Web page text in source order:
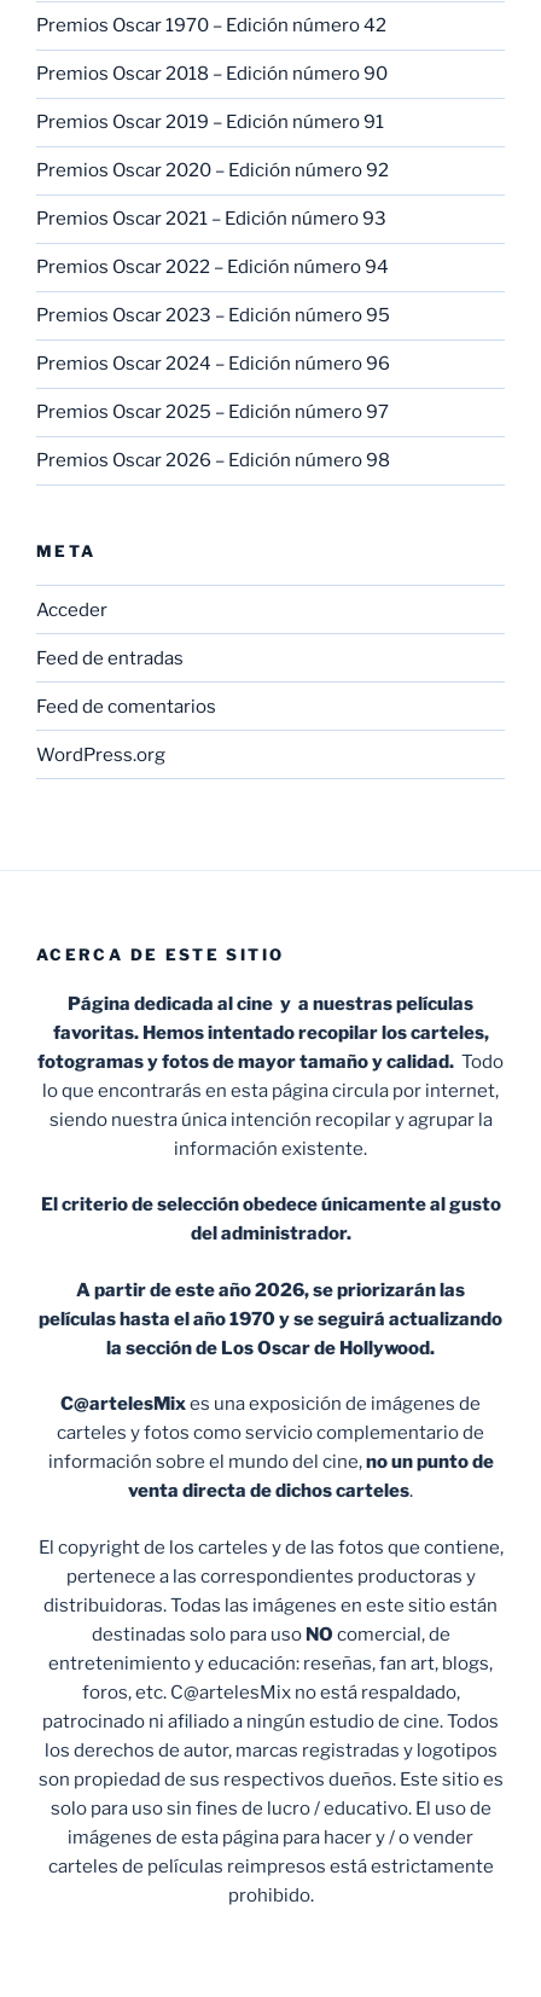
Premios Oscar 1970 – Edición número 42
Premios Oscar 2018 – Edición número 90
Premios Oscar 2019 – Edición número 91
Premios Oscar 2020 – Edición número 92
Premios Oscar 2021 – Edición número 93
Premios Oscar 2022 – Edición número 94
Premios Oscar 2023 – Edición número 95
Premios Oscar 2024 – Edición número 96
Premios Oscar 2025 – Edición número 97
Premios Oscar 2026 – Edición número 98
META
Acceder
Feed de entradas
Feed de comentarios
WordPress.org
ACERCA DE ESTE SITIO
Página dedicada al cine y a nuestras películas
favoritas. Hemos intentado recopilar los carteles,
fotogramas y fotos de mayor tamaño y calidad. Todo
lo que encontrarás en esta página circula por internet,
siendo nuestra única intención recopilar y agrupar la
información existente.
El criterio de selección obedece únicamente al gusto
del administrador.
A partir de este año 2026, se priorizarán las
películas hasta el año 1970 y se seguirá actualizando
la sección de Los Oscar de Hollywood.
C@artelesMixes una exposición de imágenes de
carteles y fotos como servicio complementario de
información sobre el mundo del cine,no un punto de
venta directa de dichos carteles.
El copyright de los carteles y de las fotos que contiene,
pertenece a las correspondientes productoras y
distribuidoras. Todas las imágenes en este sitio están
destinadas solo para uso NO comercial, de
entretenimiento y educación: reseñas, fan art, blogs,
foros, etc. C@artelesMix no está respaldado,
patrocinado ni afiliado a ningún estudio de cine. Todos
los derechos de autor, marcas registradas y logotipos
son propiedad de sus respectivos dueños. Este sitio es
solo para uso sin fines de lucro / educativo. El uso de
imágenes de esta página para hacer y / o vender
carteles de películas reimpresos está estrictamente
prohibido.